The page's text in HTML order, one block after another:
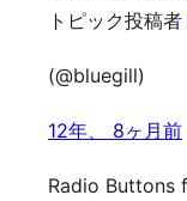
トピック投稿者
(@bluegill)
12年、 8ヶ月前
Radio Buttons